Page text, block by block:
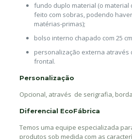
fundo duplo material (o material
feito com sobras, podendo
matérias-primas);
bolso interno chapado com 25
personalização externa através
frontal.
Personalização
Opcional, através de serigrafia,
Diferencial EcoFábrica
Temos uma equipe especializada
produtos sob medida com as